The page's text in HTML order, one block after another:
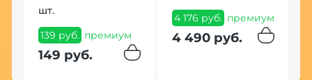
шт.
139 руб. премиум
149 руб.
4 176 руб. премиум
4 490 руб.